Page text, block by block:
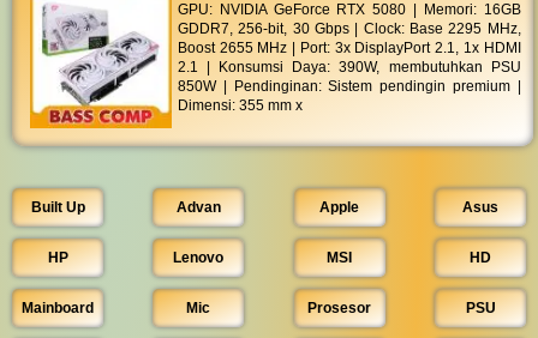
GPU: NVIDIA GeForce RTX 5080 | Memori: 16GB
GDDR7, 256-bit, 30 Gbps | Clock: Base 2295 MHz,
Boost 2655 MHz | Port: 3x DisplayPort 2.1, 1x HDMI
2.1 | Konsumsi Daya: 390W, membutuhkan PSU
850W | Pendinginan: Sistem pendingin premium |
Dimensi: 355 mm x
Built Up Advan Apple Asus
HP Lenovo MSI HD
Mainboard Mic Prosesor PSU